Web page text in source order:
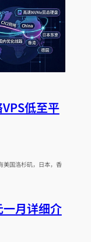
低至平
美国洛杉矶，日本，香
月详细介